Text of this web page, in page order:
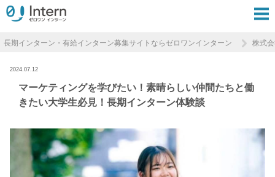
長期インターン・有給インターン募集サイトならゼロワンインターン 株式
2024.07.12
マーケティングを学びたい！素晴らしい仲間たちと働
きたい大学生必見！長期インターン体験談